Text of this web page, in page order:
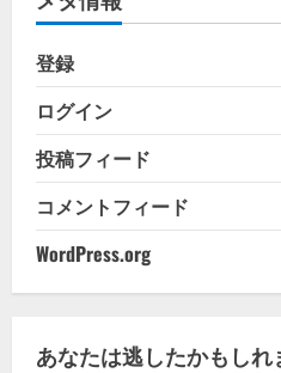
登録
ログイン
投稿フィード
コメントフィード
WordPress.org
あなたは逃したかもしれ